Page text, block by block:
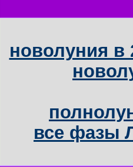
новолуния в
все фазы